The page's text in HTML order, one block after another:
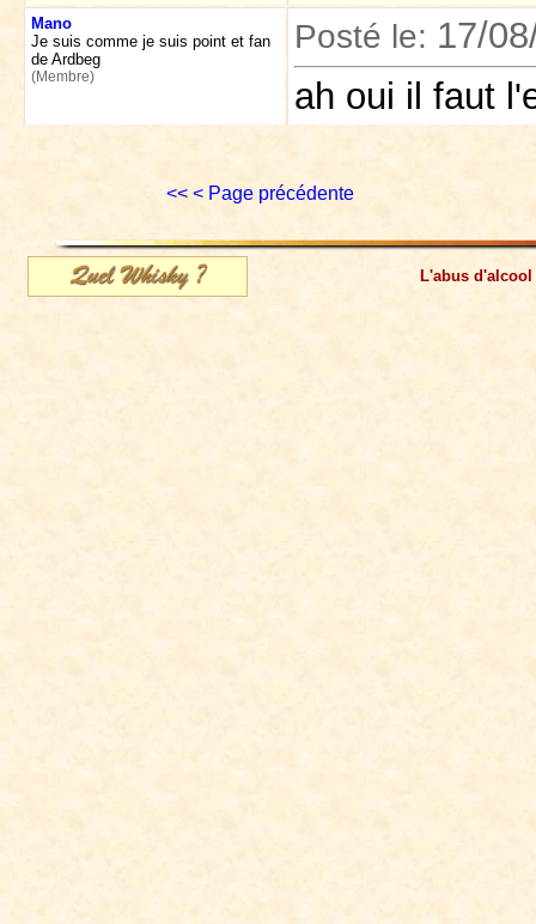
Mano
Je suis comme je suis point et fan
de Ardbeg
(Membre)
Posté le: 17/
ah oui il faut
<< < Page précédente
L'abus